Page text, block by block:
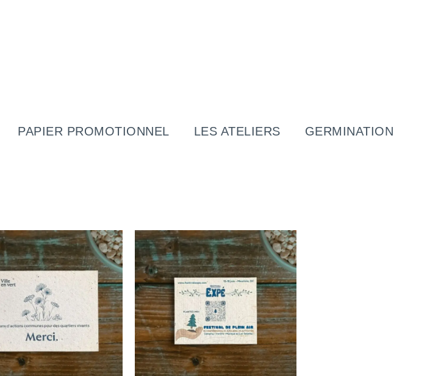
PAPIER PROMOTIONNEL LES ATELIERS GERMINATION